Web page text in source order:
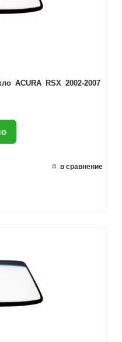
ACURA RSX 2002-2007
в сравнение